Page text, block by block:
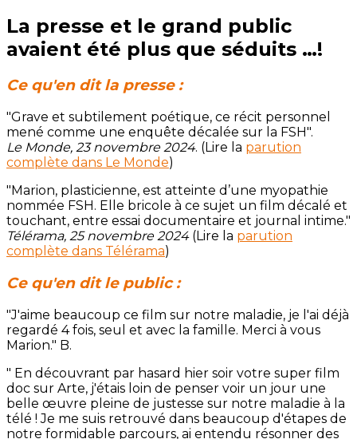
La presse et le grand public
avaient été plus que séduits …!
Ce qu'en dit la presse :
"Grave et subtilement poétique, ce récit personnel
mené comme une enquête décalée sur la FSH".
Le Monde, 23 novembre 2024. (Lire la parution
complète dans Le Monde)
"Marion, plasticienne, est atteinte d’une myopathie
nommée FSH. Elle bricole à ce sujet un film décalé et
touchant, entre essai documentaire et journal intime."
Télérama, 25 novembre 2024(Lire la parution
complète dans Télérama)
Ce qu'en dit le public :
"J'aime beaucoup ce film sur notre maladie, je l'ai déjà
regardé 4 fois, seul et avec la famille. Merci à vous
Marion." B.
" En découvrant par hasard hier soir votre super film
doc sur Arte, j'étais loin de penser voir un jour une
belle œuvre pleine de justesse sur notre maladie à la
télé ! Je me suis retrouvé dans beaucoup d'étapes de
notre formidable parcours, ai entendu résonner des